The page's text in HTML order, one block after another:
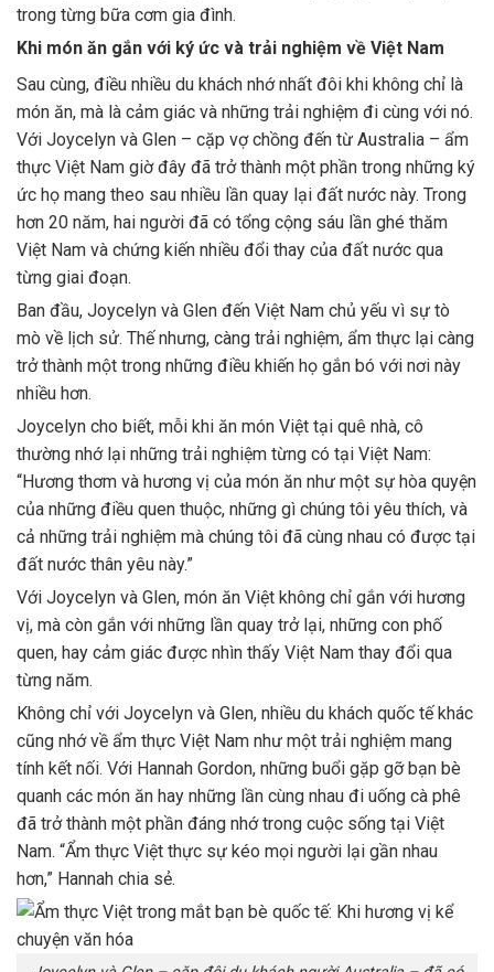
trong từng bữa cơm gia đình.
Khi món ăn gắn với ký ức và trải nghiệm về Việt Nam
Sau cùng, điều nhiều du khách nhớ nhất đôi khi không chỉ là
món ăn, mà là cảm giác và những trải nghiệm đi cùng với nó.
Với Joycelyn và Glen – cặp vợ chồng đến từ Australia – ẩm
thực Việt Nam giờ đây đã trở thành một phần trong những ký
ức họ mang theo sau nhiều lần quay lại đất nước này. Trong
hơn 20 năm, hai người đã có tổng cộng sáu lần ghé thăm
Việt Nam và chứng kiến nhiều đổi thay của đất nước qua
từng giai đoạn.
Ban đầu, Joycelyn và Glen đến Việt Nam chủ yếu vì sự tò
mò về lịch sử. Thế nhưng, càng trải nghiệm, ẩm thực lại càng
trở thành một trong những điều khiến họ gắn bó với nơi này
nhiều hơn.
Joycelyn cho biết, mỗi khi ăn món Việt tại quê nhà, cô
thường nhớ lại những trải nghiệm từng có tại Việt Nam:
“Hương thơm và hương vị của món ăn như một sự hòa quyện
của những điều quen thuộc, những gì chúng tôi yêu thích, và
cả những trải nghiệm mà chúng tôi đã cùng nhau có được tại
đất nước thân yêu này.”
Với Joycelyn và Glen, món ăn Việt không chỉ gắn với hương
vị, mà còn gắn với những lần quay trở lại, những con phố
quen, hay cảm giác được nhìn thấy Việt Nam thay đổi qua
từng năm.
Không chỉ với Joycelyn và Glen, nhiều du khách quốc tế khác
cũng nhớ về ẩm thực Việt Nam như một trải nghiệm mang
tính kết nối. Với Hannah Gordon, những buổi gặp gỡ bạn bè
quanh các món ăn hay những lần cùng nhau đi uống cà phê
đã trở thành một phần đáng nhớ trong cuộc sống tại Việt
Nam. “Ẩm thực Việt thực sự kéo mọi người lại gần nhau
hơn,” Hannah chia sẻ.